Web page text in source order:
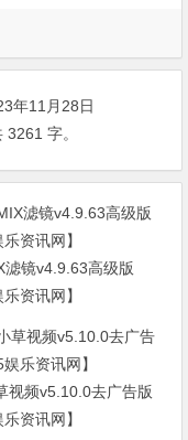
年11月28日
3261 字。
滤镜v4.9.63高级版
乐资讯网】
视频v5.10.0去广告版
乐资讯网】